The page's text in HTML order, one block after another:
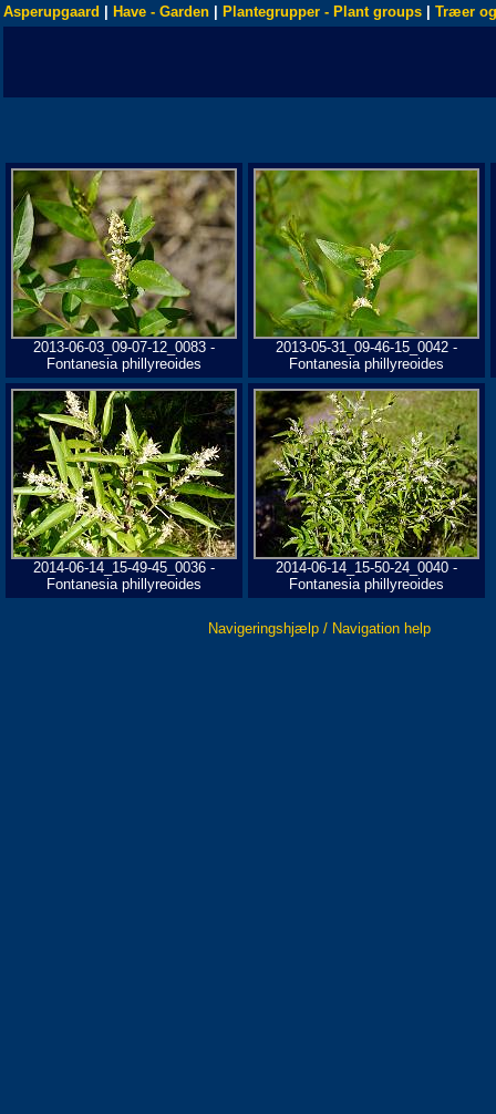
Asperupgaard Have - Garden Plantegrupper - Plant groups Træer
2013-06-03_09-07-12_0083 -
Fontanesia phillyreoides
2013-05-31_09-46-15_0042 -
Fontanesia phillyreoides
2014-06-14_15-49-45_0036 -
Fontanesia phillyreoides
2014-06-14_15-50-24_0040 -
Fontanesia phillyreoides
Navigeringshjælp / Navigation help